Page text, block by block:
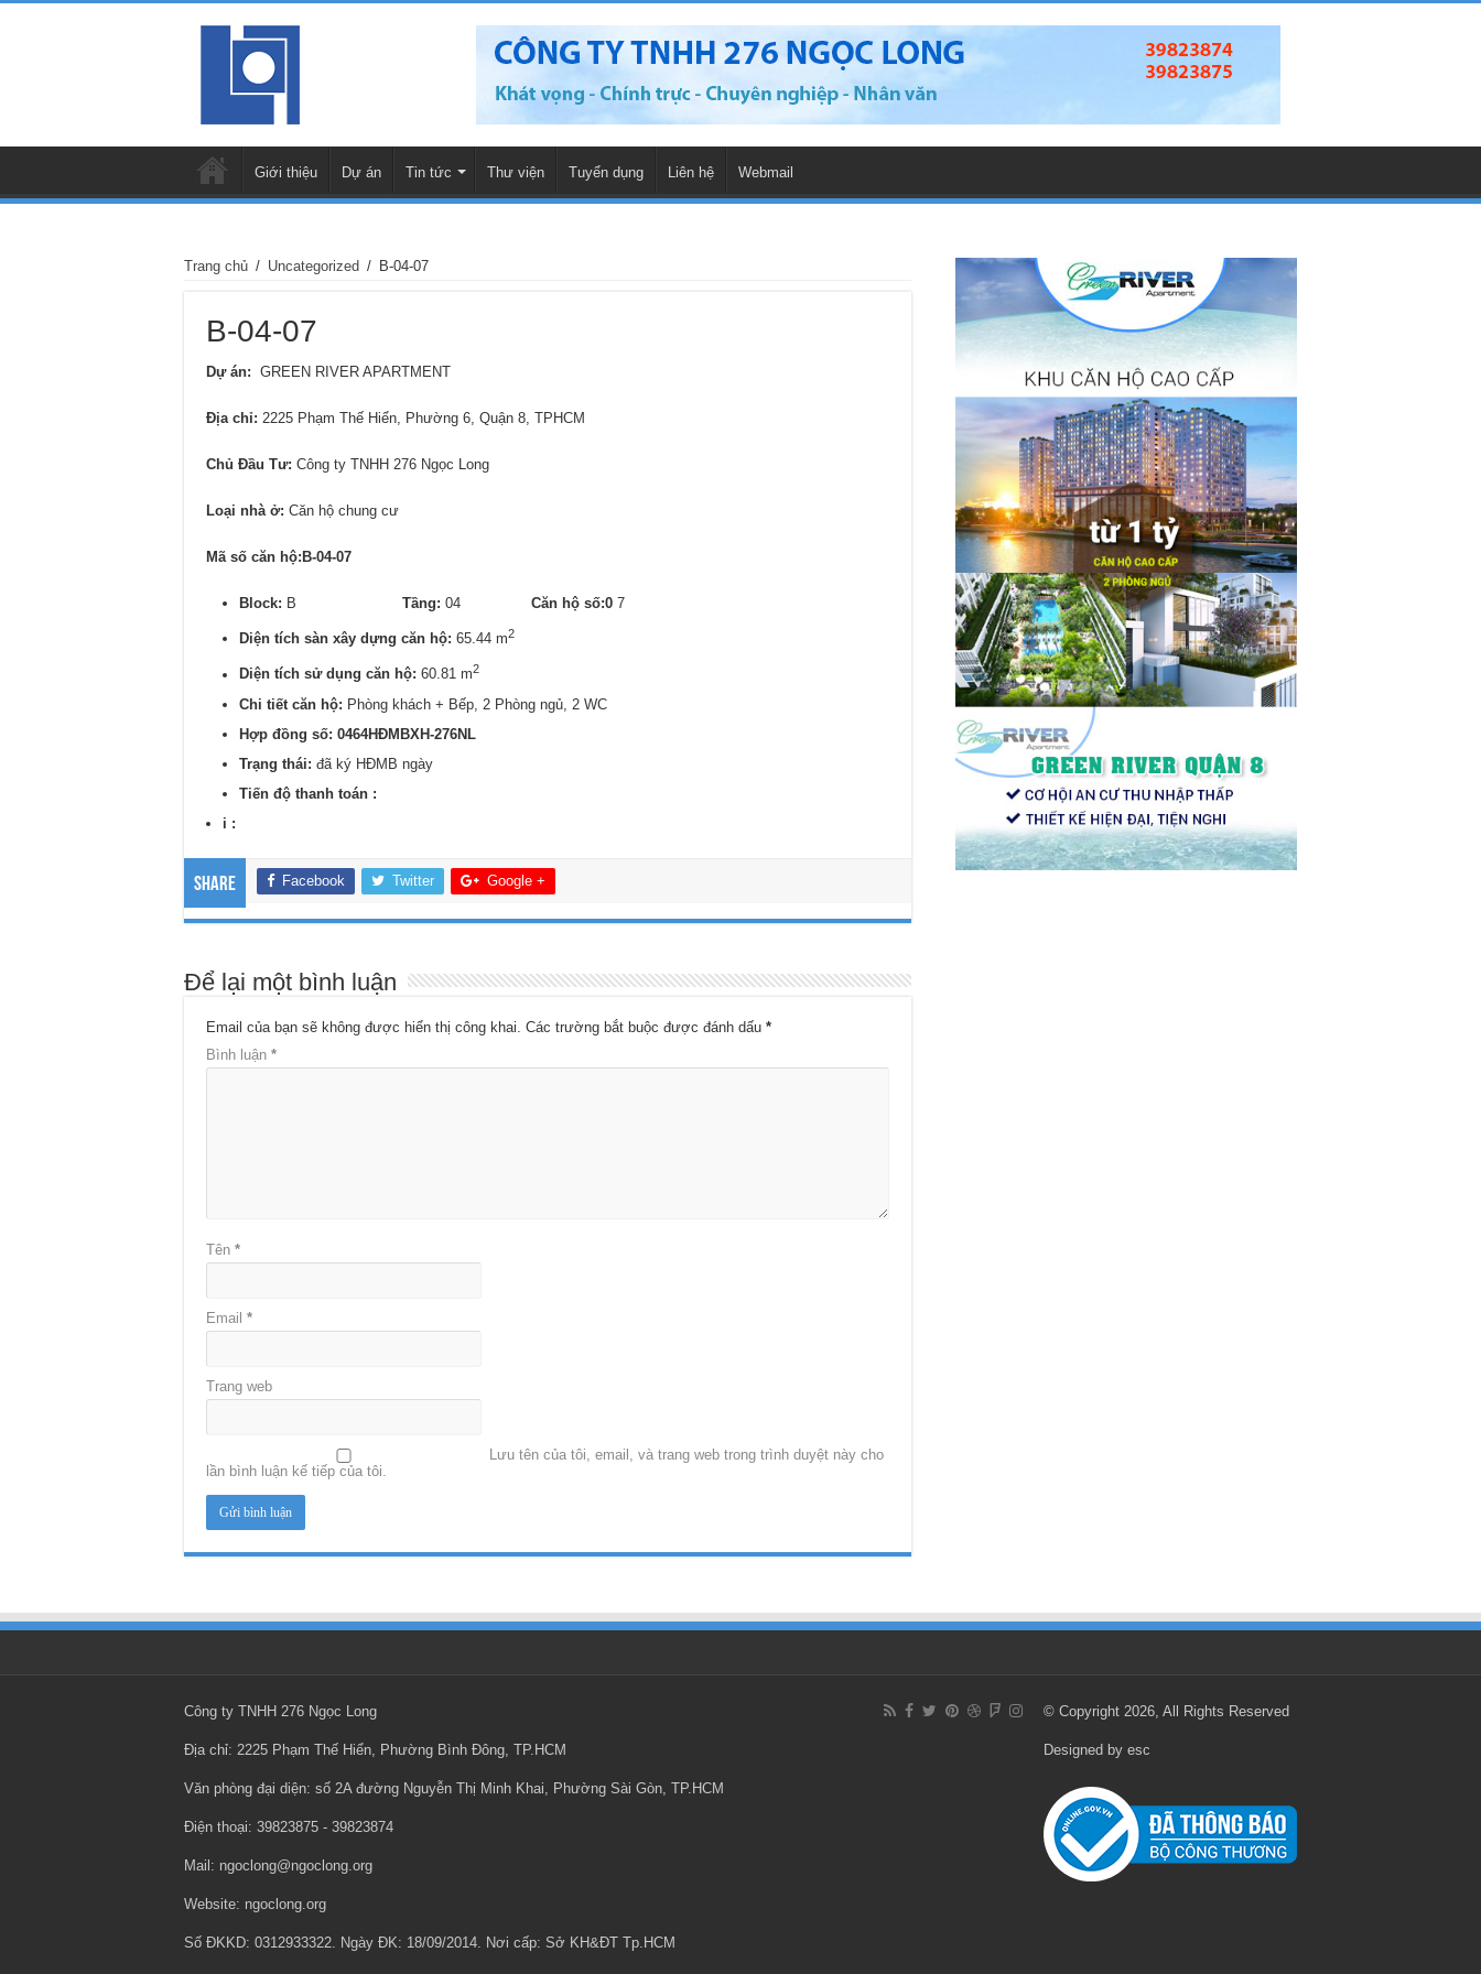
Giới thiệu Dự án Tin tức Thư viện Tuyển dụng Liên hệ Webmail
Trang chủ / Uncategorized / B-04-07
B-04-07
Dự án: GREEN RIVER APARTMENT
Địa chỉ: 2225 Phạm Thế Hiển, Phường 6, Quận 8, TPHCM
Chủ Đầu Tư: Công ty TNHH 276 Ngọc Long
Loại nhà ở: Căn hộ chung cư
Mã số căn hộ:B-04-07
Block: B Tầng: 04 Căn hộ số:0 7
Diện tích sàn xây dựng căn hộ: 65.44 m2
Diện tích sử dụng căn hộ: 60.81 m2
Chi tiết căn hộ: Phòng khách + Bếp, 2 Phòng ngủ, 2 WC
Hợp đồng số: 0464HĐMBXH-276NL
Trạng thái: đã ký HĐMB ngày
Tiến độ thanh toán :
i :
Share Facebook Twitter Google +
Để lại một bình luận
Email của bạn sẽ không được hiển thị công khai. Các trường bắt buộc được đánh dấu *
Bình luận *
Tên *
Email *
Trang web
Lưu tên của tôi, email, và trang web trong trình duyệt này cho
lần bình luận kế tiếp của tôi.
© Copyright 2026, All Rights Reserved
Designed by esc
Công ty TNHH 276 Ngọc Long
Địa chỉ: 2225 Phạm Thế Hiển, Phường Bình Đông, TP.HCM
Văn phòng đại diện: số 2A đường Nguyễn Thị Minh Khai, Phường Sài Gòn, TP.HCM
Điện thoại: ‎39823875 - ‎39823874
Mail: ngoclong@ngoclong.org
Website: ngoclong.org
Số ĐKKD: 0312933322. Ngày ĐK: 18/09/2014. Nơi cấp: Sở KH&ĐT Tp.HCM